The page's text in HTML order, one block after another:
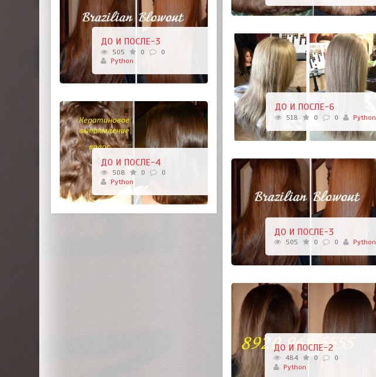
ДО И ПОСЛЕ-6
518 0 0 Python
ДО И ПОСЛЕ-3
505 0 0 Python
ДО И ПОСЛЕ-2
484 0
0
Python
ДО И ПОСЛЕ-3
505 0
0
Python
ДО И ПОСЛЕ-4
508 0
0
Python